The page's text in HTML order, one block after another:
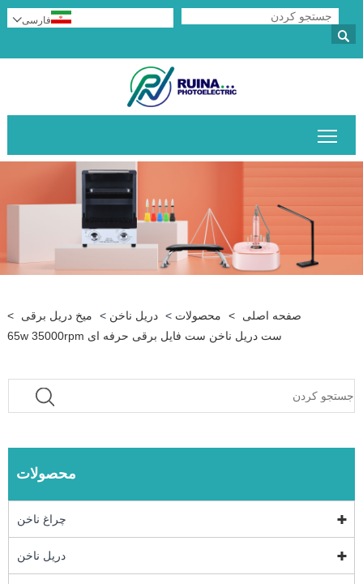

فارسی
صفحه اصلی > محصولات > دریل ناخن > میخ دریل برقی
>
ست دریل ناخن ست فایل برقی حرفه ای 65w 35000rpm
محصولات
چراغ ناخن
دریل ناخن